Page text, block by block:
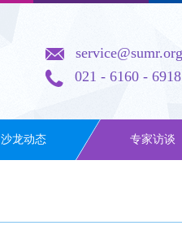
service@sumr.org
021 - 6160 - 6918
沙龙动态 专家访谈